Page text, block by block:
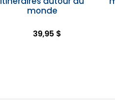
monde
39,95 $